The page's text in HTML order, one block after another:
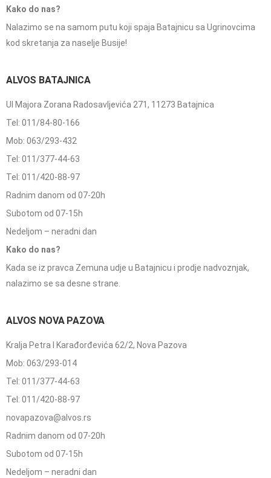
Kako do nas?
Nalazimo se na samom putu koji spaja Batajnicu sa Ugrinovcima
kod skretanja za naselje Busije!
ALVOS BATAJNICA
Ul Majora Zorana Radosavljevića 271, 11273 Batajnica
Tel: 011/84-80-166
Mob: 063/293-432
Tel: 011/377-44-63
Tel: 011/420-88-97
Radnim danom od 07-20h
Subotom od 07-15h
Nedeljom – neradni dan
Kako do nas?
Kada se iz pravca Zemuna udje u Batajnicu i prodje nadvoznjak,
nalazimo se sa desne strane.
ALVOS NOVA PAZOVA
Kralja Petra I Karađorđevića 62/2, Nova Pazova
Mob: 063/293-014
Tel: 011/377-44-63
Tel: 011/420-88-97
novapazova@alvos.rs
Radnim danom od 07-20h
Subotom od 07-15h
Nedeljom – neradni dan